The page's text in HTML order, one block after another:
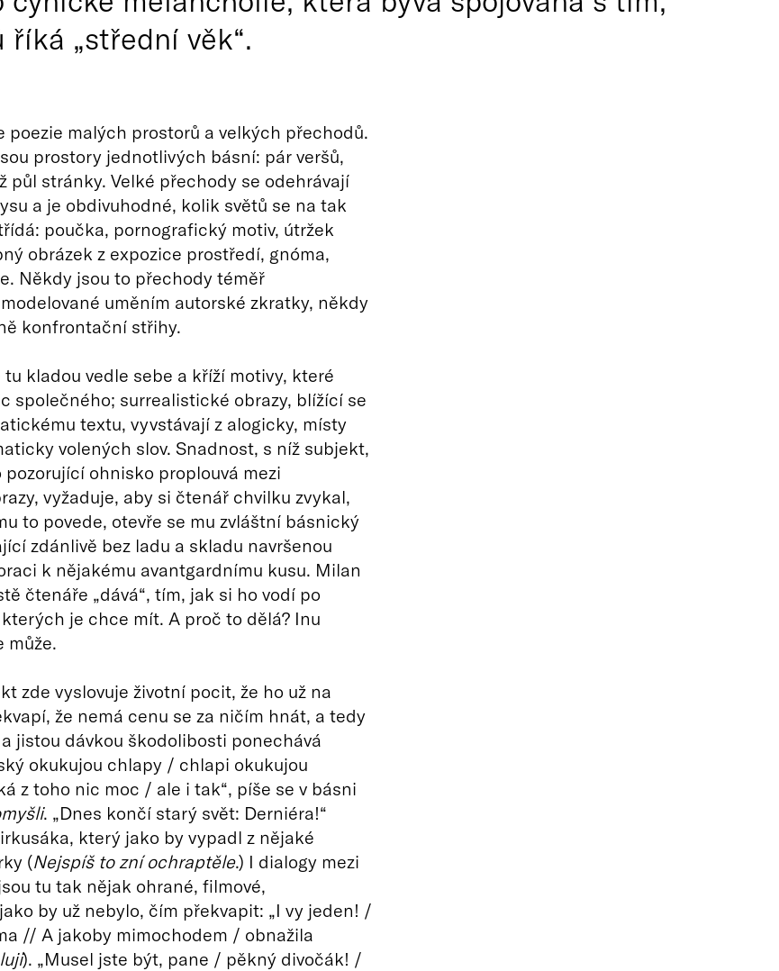
„střední věk“.
poezie malých prostorů a velkých přechodů.
prostory jednotlivých básní: pár veršů,
půl stránky. Velké přechody se odehrávají
a je obdivuhodné, kolik světů se na tak
poučka, pornografický motiv, útržek
obrázek z expozice prostředí, gnóma,
Někdy jsou to přechody téměř
uměním autorské zkratky, někdy
konfrontační střihy.
tu kladou vedle sebe a kříží motivy, které
společného; surrealistické obrazy, blížící se
textu, vyvstávají z alogicky, místy
volených slov. Snadnost, s níž subjekt,
ohnisko proplouvá mezi
vyžaduje, aby si čtenář chvilku zvykal,
to povede, otevře se mu zvláštní básnický
zdánlivě bez ladu a skladu navršenou
k nějakému avantgardnímu kusu. Milan
čtenáře „dává“, tím, jak si ho vodí po
je chce mít. A proč to dělá? Inu
může.
zde vyslovuje životní pocit, že ho už na
že nemá cenu se za ničím hnát, a tedy
jistou dávkou škodolibosti ponechává
okukujou chlapy / chlapi okukujou
z toho nic moc / ale i tak“, píše se v básni
. „Dnes končí starý svět: Derniéra!“
který jako by vypadl z nějaké
(Nejspíš to zní ochraptěle.) I dialogy mezi
tu tak nějak ohrané, filmové,
by už nebylo, čím překvapit: „I vy jeden! /
// A jakoby mimochodem / obnažila
). „Musel jste být, pane / pěkný divočák! /